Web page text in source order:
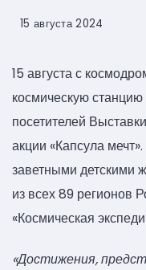
15 августа 2024
15 августа с
космическую
посетителей
акции «Капсула
заветными детскими
из всех 89 регионов
«Космическая
«Достижения,